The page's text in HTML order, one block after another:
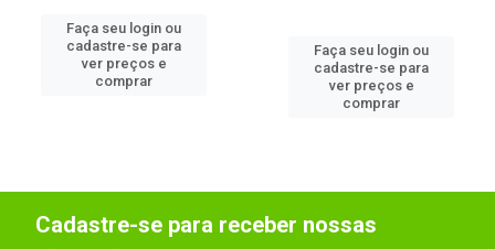
Faça seu login ou
cadastre-se para
ver preços e
comprar
Faça seu login ou
cadastre-se para
ver preços e
comprar
Cadastre-se para receber nossas